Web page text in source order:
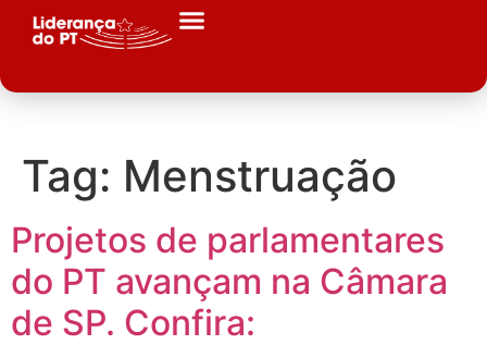
Tag: Menstruação
Projetos de parlamentares
do PT avançam na Câmara
de SP. Confira: